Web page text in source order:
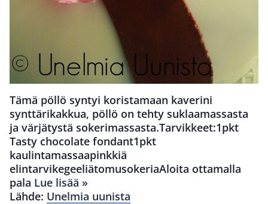
Tämä pöllö syntyi koristamaan kaverini
synttärikakkua, pöllö on tehty suklaamassasta
ja värjätystä sokerimassasta.Tarvikkeet:1pkt
Tasty chocolate fondant1pkt
kaulintamassaapinkkiä
elintarvikegeeliätomusokeriaAloita ottamalla
pala Lue lisää »
Lähde: Unelmia uunista